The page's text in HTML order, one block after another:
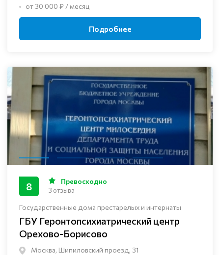
от 30 000 ₽ / месяц
Подробнее
Государственные дома престарелых и интернаты
ГБУ Геронтопсихиатрический центр
Орехово-Борисово
Москва, Шипиловский проезд, 31
8 Превосходно
3 отзыва